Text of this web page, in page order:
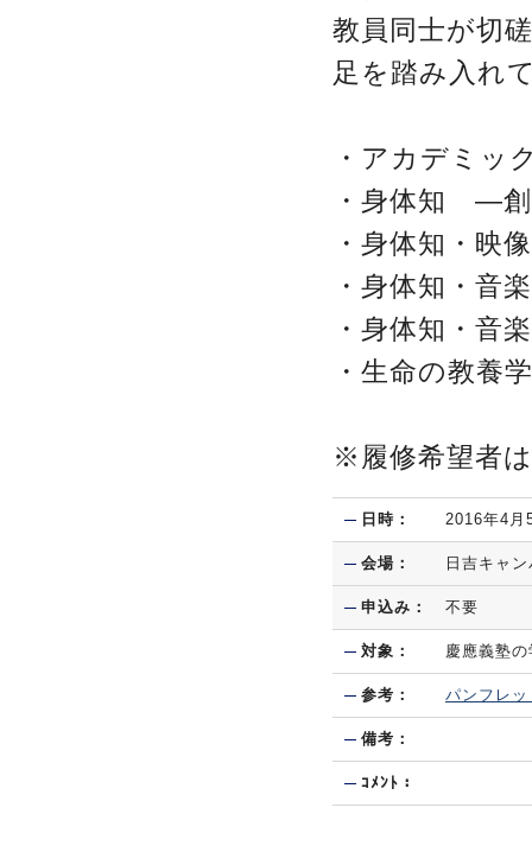
教員同士が切
足を踏み入れ
・アカデミ
・身体知 ―
・身体知・映
・身体知・音
・身体知・音
・生命の教養学
※履修希望者
日時： 2016年4
会場： 日吉キャ
申込み： 不要
対象： 慶應義塾
参考： パンフレッ
備考：
ｺﾒﾝﾄ：